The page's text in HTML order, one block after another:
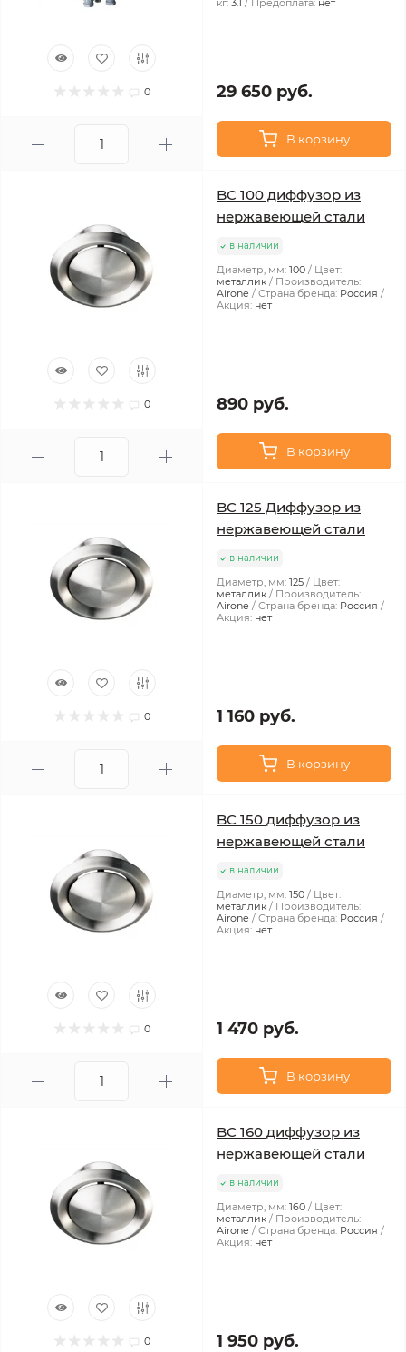
0
кг: 3.1 Предоплата: нет
29 650 руб.
В корзину
0
BC 100 диффузор из
нержавеющей стали
в наличии
Диаметр, мм: 100
Цвет:
металлик
Производитель:
Airone
Страна бренда: Россия
Акция: нет
890 руб.
В корзину
0
BC 125 Диффузор из
нержавеющей стали
в наличии
Диаметр, мм: 125
Цвет:
металлик
Производитель:
Airone
Страна бренда: Россия
Акция: нет
1 160 руб.
В корзину
0
BC 150 диффузор из
нержавеющей стали
в наличии
Диаметр, мм: 150
Цвет:
металлик
Производитель:
Airone
Страна бренда: Россия
Акция: нет
1 470 руб.
В корзину
0
BC 160 диффузор из
нержавеющей стали
в наличии
Диаметр, мм: 160
Цвет:
металлик
Производитель:
Airone
Страна бренда: Россия
Акция: нет
1 950 руб.